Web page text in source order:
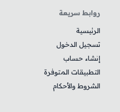
روابط سريعة
الرئيسية
تسجيل الدخول
إنشاء حساب
التطبيقات المتوفرة
الشروط والأحكام